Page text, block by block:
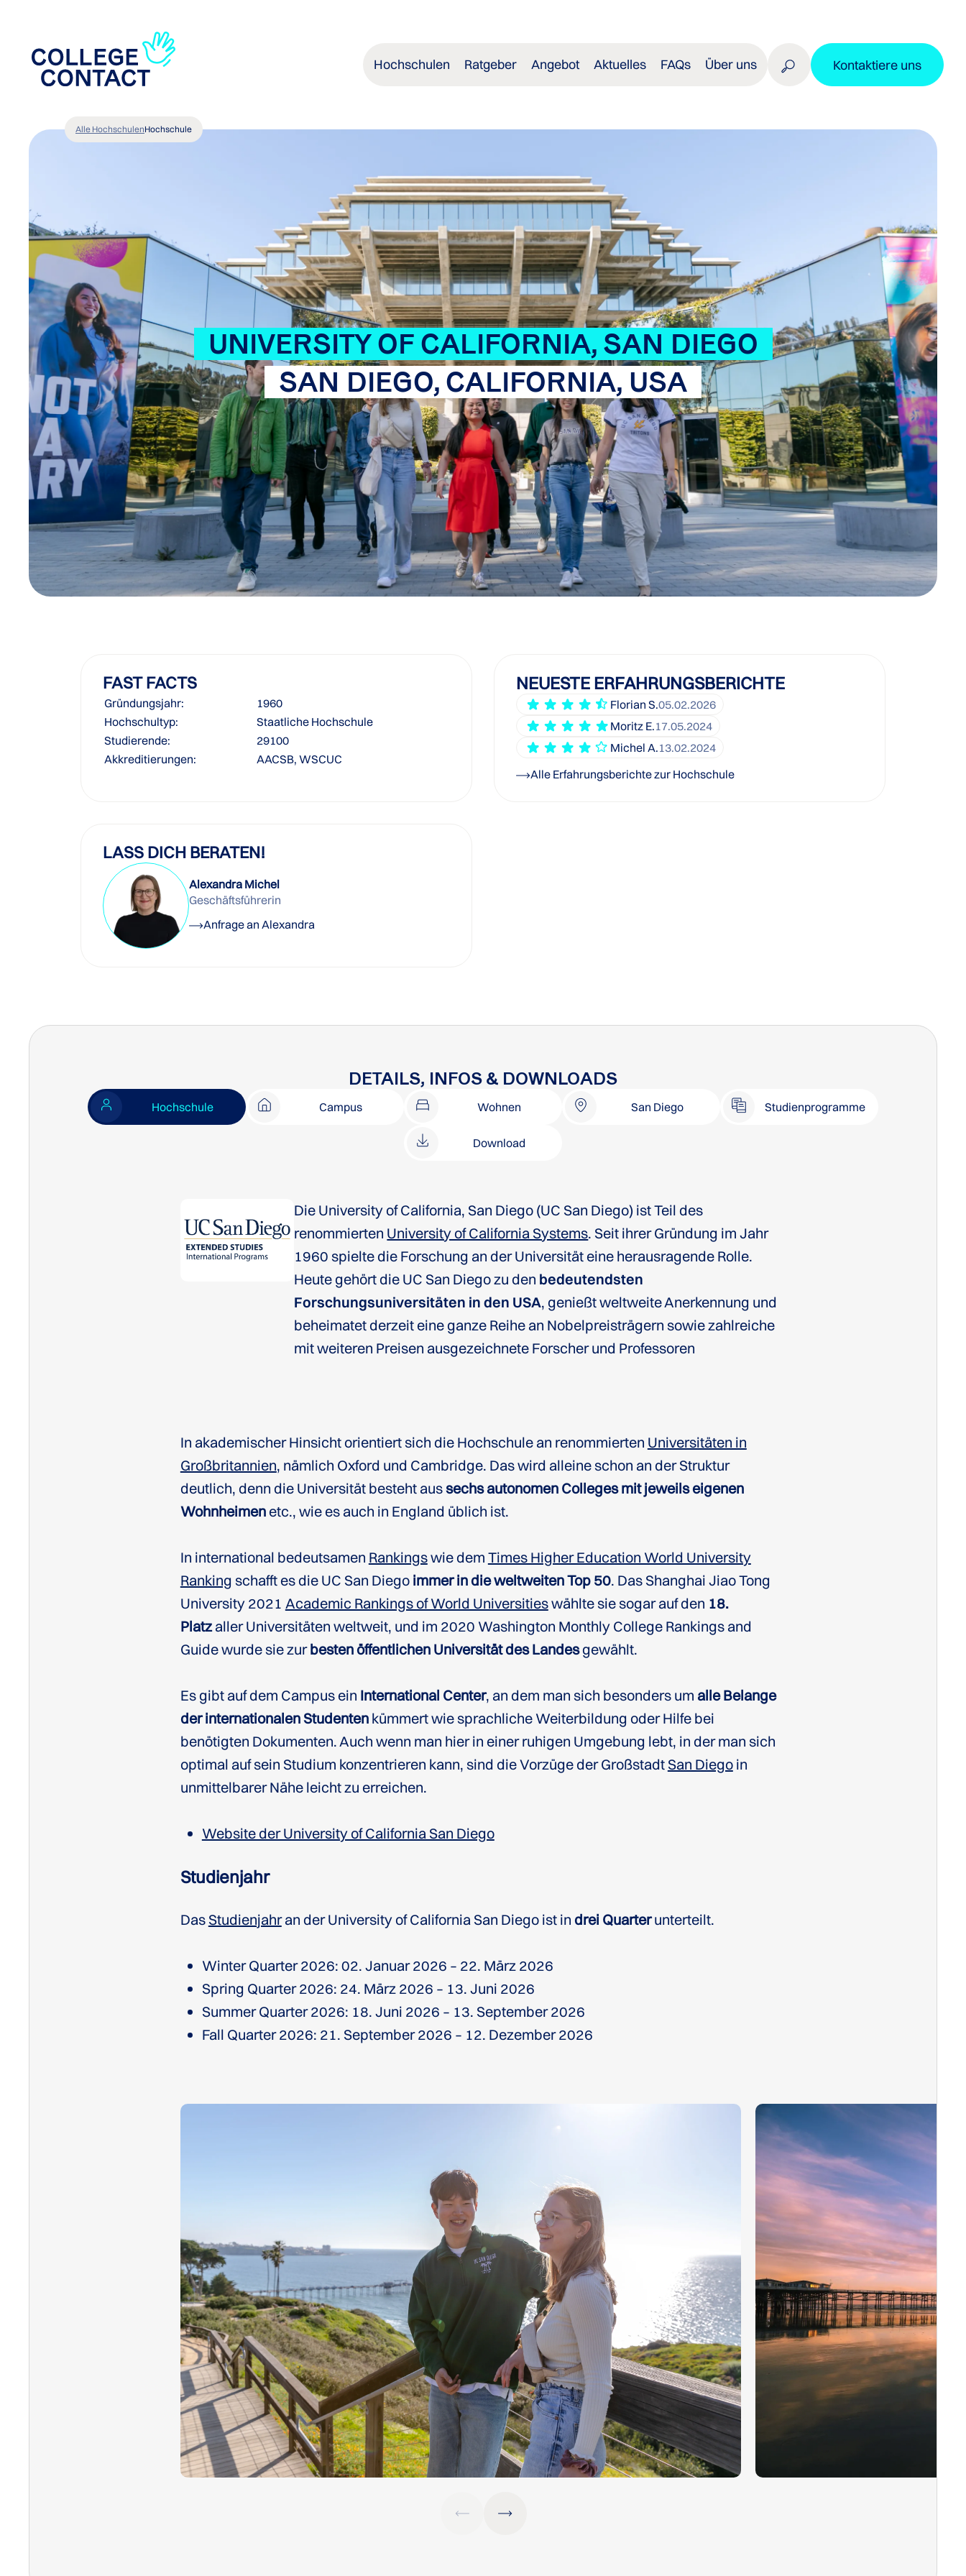
Hochschulen Ratgeber Angebot Aktuelles FAQs Über uns Kontaktiere uns
Alle HochschulenHochschule
UNIVERSITY OF CALIFORNIA, SAN DIEGO
SAN DIEGO, CALIFORNIA, USA
FAST FACTS
Gründungsjahr:
1960
Hochschultyp:
Staatliche Hochschule
Studierende:
29100
Akkreditierungen:
AACSB, WSCUC
NEUESTE ERFAHRUNGSBERICHTE
Florian S.05.02.2026
Moritz E.17.05.2024
Michel A.13.02.2024
Alle Erfahrungsberichte zur Hochschule
LASS DICH BERATEN!
Alexandra Michel
Geschäftsführerin
Anfrage an Alexandra
DETAILS, INFOS & DOWNLOADS
Hochschule Campus Wohnen San Diego Studienprogramme
Download
Die University of California, San Diego (UC San Diego) ist Teil des
renommierten University of California Systems. Seit ihrer Gründung im Jahr
1960 spielte die Forschung an der Universität eine herausragende Rolle.
Heute gehört die UC San Diego zu den bedeutendsten
Forschungsuniversitäten in den USA, genießt weltweite Anerkennung und
beheimatet derzeit eine ganze Reihe an Nobelpreisträgern sowie zahlreiche
mit weiteren Preisen ausgezeichnete Forscher und Professoren
In akademischer Hinsicht orientiert sich die Hochschule an renommierten Universitäten in
Großbritannien, nämlich Oxford und Cambridge. Das wird alleine schon an der Struktur
deutlich, denn die Universität besteht aussechs autonomen Colleges mit jeweils eigenen
Wohnheimenetc., wie es auch in England üblich ist.
In international bedeutsamen Rankingswie dem Times Higher Education World University
Ranking schafft es die UC San Diego immer in die weltweiten Top 50. Das Shanghai Jiao Tong
University 2021 Academic Rankings of World Universitieswählte sie sogar auf den 18.
Platz aller Universitäten weltweit, und im 2020 Washington Monthly College Rankings and
Guide wurde sie zur besten öffentlichen Universität des Landesgewählt.
Es gibt auf dem Campus ein International Center, an dem man sich besonders um alle Belange
der internationalen Studenten kümmert wie sprachliche Weiterbildung oder Hilfe bei
benötigten Dokumenten. Auch wenn man hier in einer ruhigen Umgebung lebt, in der man sich
optimal auf sein Studium konzentrieren kann, sind die Vorzüge der Großstadt San Diego in
unmittelbarer Nähe leicht zu erreichen.
Website der University of California San Diego
Studienjahr
Das Studienjahr an der University of California San Diego ist in drei Quarter unterteilt.
Winter Quarter 2026: 02. Januar 2026 – 22. März 2026
Spring Quarter 2026: 24. März 2026 – 13. Juni 2026
Summer Quarter 2026: 18. Juni 2026 – 13. September 2026
Fall Quarter 2026: 21. September 2026 – 12. Dezember 2026